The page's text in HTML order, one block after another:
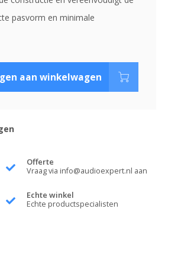
pasvorm en minimale
aan winkelwagen
Offerte
Vraag via info@audioexpert.nl aan
Echte winkel
Echte productspecialisten